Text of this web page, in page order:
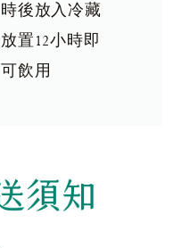
時後放入冷藏
放置12小時即
可飲用